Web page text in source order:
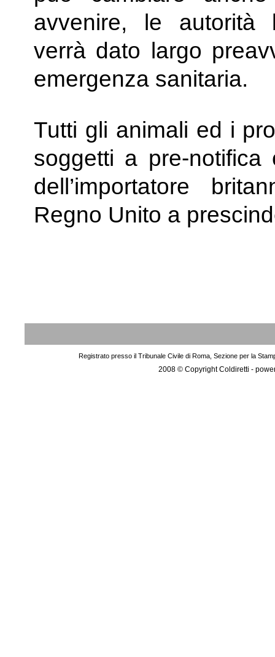
avvenire, le autorità
verrà dato largo
emergenza sanitaria.
Tutti gli animali ed i
soggetti a pre-
dell’importatore
Regno Unito a
Registrato presso il Tribunale Civile di Roma, Sezione per la
2008 © Copyright Coldiretti -